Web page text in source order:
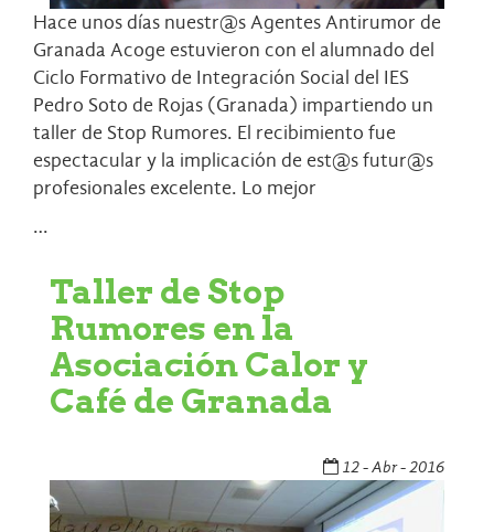
Hace unos días nuestr@s Agentes Antirumor de
Granada Acoge estuvieron con el alumnado del
Ciclo Formativo de Integración Social del IES
Pedro Soto de Rojas (Granada) impartiendo un
taller de Stop Rumores. El recibimiento fue
espectacular y la implicación de est@s futur@s
profesionales excelente. Lo mejor
…
Taller de Stop
Rumores en la
Asociación Calor y
Café de Granada
12 - Abr - 2016